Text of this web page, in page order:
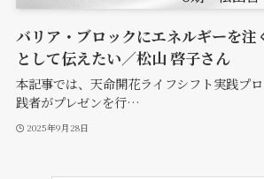
バリア・ブロックにエネルギーを注
として伝えたい／松山 啓子さん
本記事では、天命開花ライフシフト実践プ
践者がプレゼンを行…
2025年9月28日